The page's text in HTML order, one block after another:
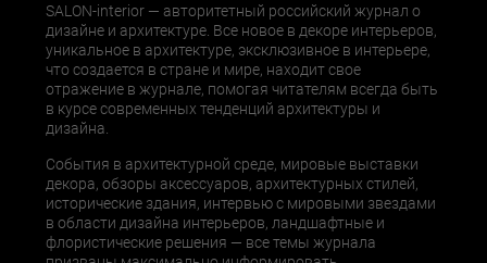
SALON-interior — авторитетный российский журнал о
дизайне и архитектуре. Все новое в декоре интерьеров,
уникальное в архитектуре, эксклюзивное в интерьере,
что создается в стране и мире, находит свое
отражение в журнале, помогая читателям всегда быть
в курсе современных тенденций архитектуры и
дизайна.
События в архитектурной среде, мировые выставки
декора, обзоры аксессуаров, архитектурных стилей,
исторические здания, интервью с мировыми звездами
в области дизайна интерьеров, ландшафтные и
флористические решения — все темы журнала